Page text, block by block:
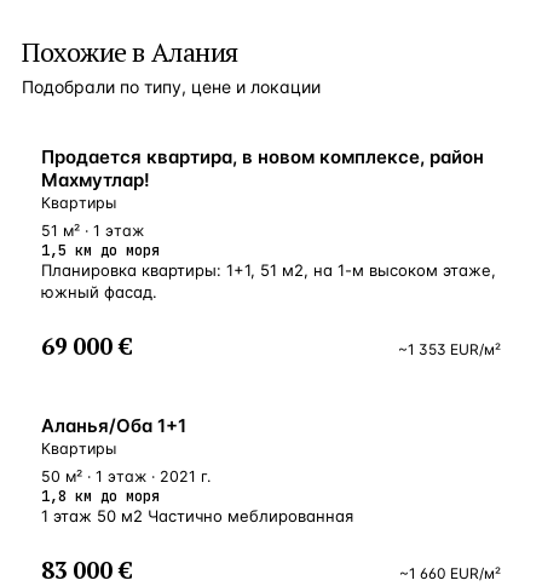
Похожие в Алания
Подобрали по типу, цене и локации
БЛИЗКО К МОРЮ
Продается квартира, в новом комплексе, район
Махмутлар!
Квартиры
51 м² · 1 этаж
1,5 км до моря
Планировка квартиры: 1+1, 51 м2, на 1-м высоком этаже,
южный фасад.
69 000 € ~1 353 EUR/м²
ВНЖ Аланья/Оба 1+1
Квартиры
50 м² · 1 этаж · 2021 г.
1,8 км до моря
1 этаж 50 м2 Частично меблированная
83 000 € ~1 660 EUR/м²